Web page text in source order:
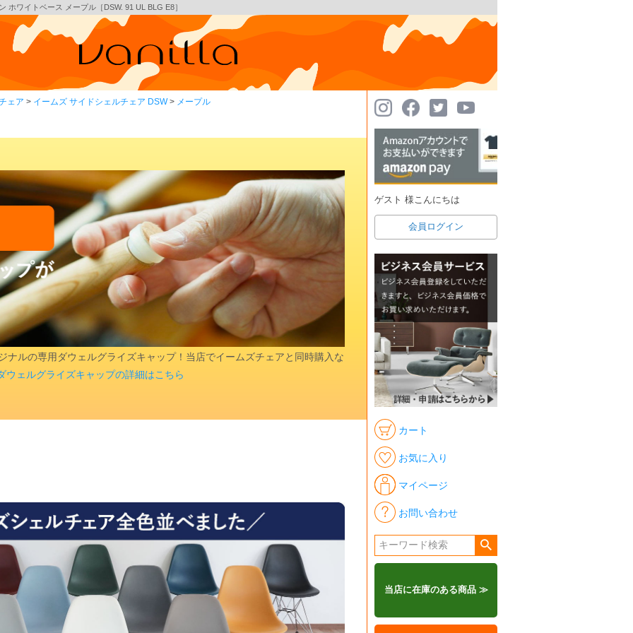
ホワイトベース メープル［DSW. 91 UL BLG E8］
ェア イームズ サイドシェルチェア DSW メープル
ナルの専用ダウェルグライズキャップ！当店でイームズチェアと同時購入な
ウェルグライズキャップの詳細はこちら
ゲスト 様こんにちは
会員ログイン
カート
お気に入り
マイページ
お問い合わせ
当店に在庫のある商品 ≫